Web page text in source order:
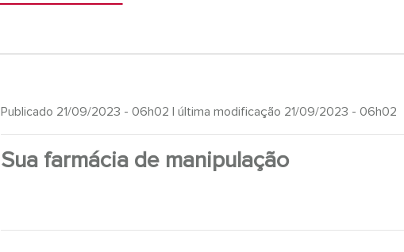
Publicado 21/09/2023 - 06h02 | última modificação 21/09/2023 - 06h02
Sua farmácia de manipulação